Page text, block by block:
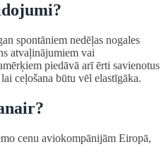
spontāniem nedēļas nogales
atvaļinājumiem vai
piedāvā arī ērti savienotus
ceļošana būtu vēl elastīgāka.
cenu aviokompānijām Eiropā,